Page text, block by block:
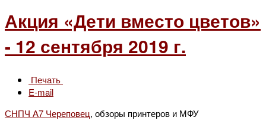
Акция «Дети вместо цветов»
- 12 сентября 2019 г.
Печать
E-mail
СНПЧ А7 Череповец, обзоры принтеров и МФУ